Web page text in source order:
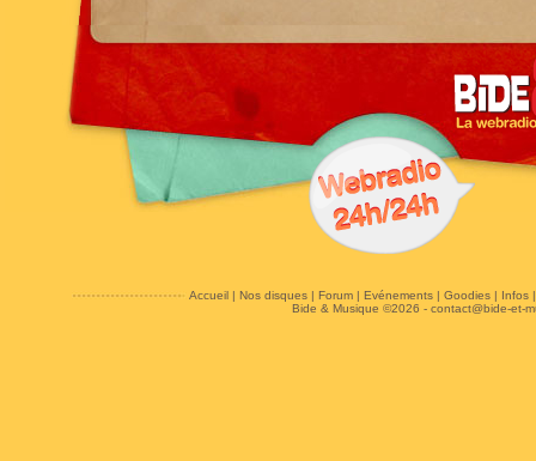
Accueil| Nos disques| Forum| Evénements| Goodies| Infos
Bide & Musique ©2026 - contact@bide-et-